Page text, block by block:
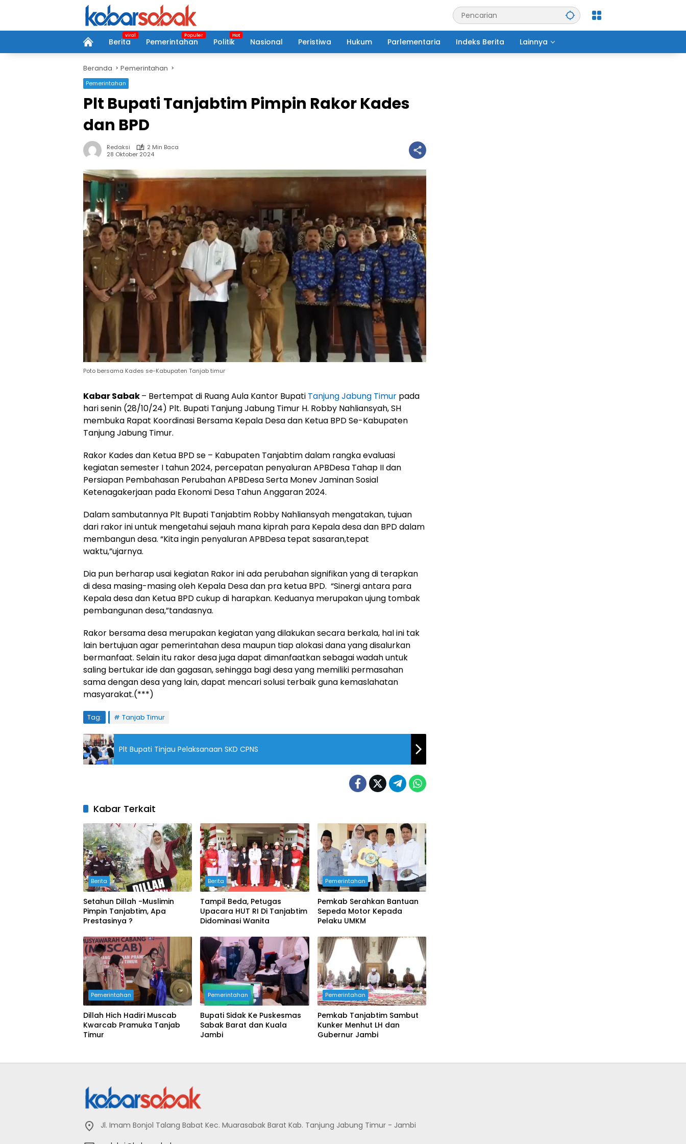
home
Berita Pemerintahan Politik Nasional Peristiwa Hukum Parlementaria Indeks Berita Lainnya
Beranda Pemerintahan
Pemerintahan
Plt Bupati Tanjabtim Pimpin Rakor Kades
dan BPD
Redaksi
2 Min Baca
28 Oktober 2024
Poto bersama Kades se-Kabupaten Tanjab timur
Kabar Sabak– Bertempat di Ruang Aula Kantor Bupati Tanjung Jabung Timur pada
hari senin (28/10/24) Plt. Bupati Tanjung Jabung Timur H. Robby Nahliansyah, SH
membuka Rapat Koordinasi Bersama Kepala Desa dan Ketua BPD Se-Kabupaten
Tanjung Jabung Timur.
Rakor Kades dan Ketua BPD se – Kabupaten Tanjabtim dalam rangka evaluasi
kegiatan semester I tahun 2024, percepatan penyaluran APBDesa Tahap II dan
Persiapan Pembahasan Perubahan APBDesa Serta Monev Jaminan Sosial
Ketenagakerjaan pada Ekonomi Desa Tahun Anggaran 2024.
Dalam sambutannya Plt Bupati Tanjabtim Robby Nahliansyah mengatakan, tujuan
dari rakor ini untuk mengetahui sejauh mana kiprah para Kepala desa dan BPD dalam
membangun desa. “Kita ingin penyaluran APBDesa tepat sasaran,tepat
waktu,”ujarnya.
Dia pun berharap usai kegiatan Rakor ini ada perubahan signifikan yang di terapkan
di desa masing-masing oleh Kepala Desa dan pra ketua BPD. “Sinergi antara para
Kepala desa dan Ketua BPD cukup di harapkan. Keduanya merupakan ujung tombak
pembangunan desa,”tandasnya.
Rakor bersama desa merupakan kegiatan yang dilakukan secara berkala, hal ini tak
lain bertujuan agar pemerintahan desa maupun tiap alokasi dana yang disalurkan
bermanfaat. Selain itu rakor desa juga dapat dimanfaatkan sebagai wadah untuk
saling bertukar ide dan gagasan, sehingga bagi desa yang memiliki permasahan
sama dengan desa yang lain, dapat mencari solusi terbaik guna kemaslahatan
masyarakat.(***)
Tag: Tanjab Timur
Plt Bupati Tinjau Pelaksanaan SKD CPNS
Kabar Terkait
Berita
Setahun Dillah -Muslimin
Pimpin Tanjabtim, Apa
Prestasinya ?
Berita
Tampil Beda, Petugas
Upacara HUT RI Di Tanjabtim
Didominasi Wanita
Pemerintahan
Pemkab Serahkan Bantuan
Sepeda Motor Kepada
Pelaku UMKM
Pemerintahan
Dillah Hich Hadiri Muscab
Kwarcab Pramuka Tanjab
Timur
Pemerintahan
Bupati Sidak Ke Puskesmas
Sabak Barat dan Kuala
Jambi
Pemerintahan
Pemkab Tanjabtim Sambut
Kunker Menhut LH dan
Gubernur Jambi
Jl. Imam Bonjol Talang Babat Kec. Muarasabak Barat Kab. Tanjung Jabung Timur - Jambi